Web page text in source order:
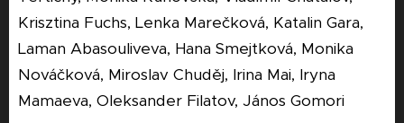
Krisztina Fuchs, Lenka Marečková, Katalin Gara,
Laman Abasouliveva, Hana Smejtková, Monika
Nováčková, Miroslav Chuděj, Irina Mai, Iryna
Mamaeva, Oleksander Filatov, János Gomori